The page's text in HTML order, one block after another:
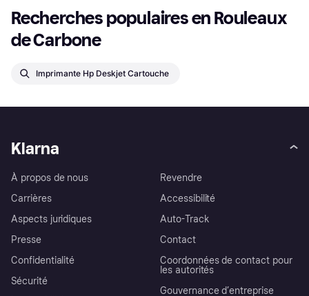
Recherches populaires en Rouleaux
de Carbone
Imprimante Hp Deskjet Cartouche
Klarna
À propos de nous
Carrières
Aspects juridiques
Presse
Confidentialité
Sécurité
Revendre
Accessibilité
Auto-Track
Contact
Coordonnées de contact pour
les autorités
Gouvernance d’entreprise